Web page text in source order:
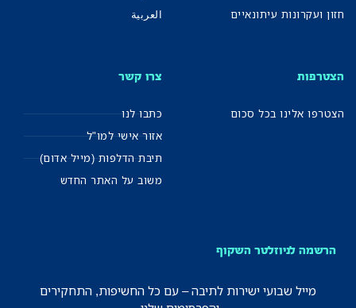
חזון ועקרונות עיתונאיים
العربية
הצטרפות
הצטרפו אלינו בכל סכום
צרו קשר
כתבו לנו
אזור אישי למו"ל
תיבת הדלפות (מייל אדום)
משוב על האתר החדש
הרשמה לניוזלטר השקוף
מייל שבועי ישירות לתיבה – עם כל החשיפות, התחקירים